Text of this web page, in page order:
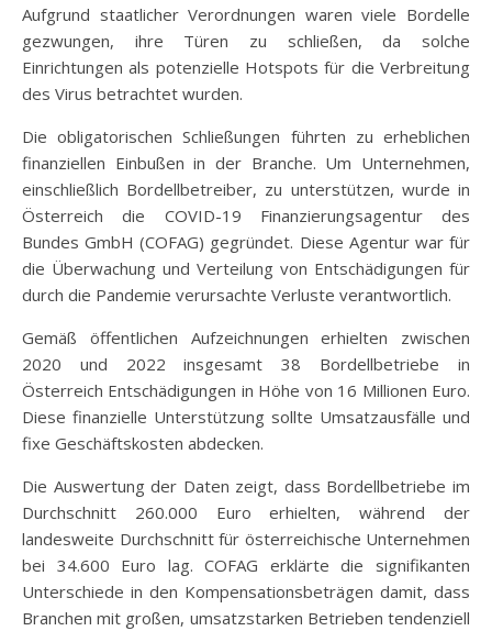
Aufgrund staatlicher Verordnungen waren viele Bordelle
gezwungen, ihre Türen zu schließen, da solche
Einrichtungen als potenzielle Hotspots für die Verbreitung
des Virus betrachtet wurden.
Die obligatorischen Schließungen führten zu erheblichen
finanziellen Einbußen in der Branche. Um Unternehmen,
einschließlich Bordellbetreiber, zu unterstützen, wurde in
Österreich die COVID-19 Finanzierungsagentur des
Bundes GmbH (COFAG) gegründet. Diese Agentur war für
die Überwachung und Verteilung von Entschädigungen für
durch die Pandemie verursachte Verluste verantwortlich.
Gemäß öffentlichen Aufzeichnungen erhielten zwischen
2020 und 2022 insgesamt 38 Bordellbetriebe in
Österreich Entschädigungen in Höhe von 16 Millionen Euro.
Diese finanzielle Unterstützung sollte Umsatzausfälle und
fixe Geschäftskosten abdecken.
Die Auswertung der Daten zeigt, dass Bordellbetriebe im
Durchschnitt 260.000 Euro erhielten, während der
landesweite Durchschnitt für österreichische Unternehmen
bei 34.600 Euro lag. COFAG erklärte die signifikanten
Unterschiede in den Kompensationsbeträgen damit, dass
Branchen mit großen, umsatzstarken Betrieben tendenziell